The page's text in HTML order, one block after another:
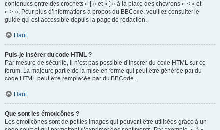
contenues entre des crochets « [ » et « ] » à la place des chevrons « < » et
« > ». Pour plus d’informations à propos du BBCode, veuillez consulter le
guide qui est accessible depuis la page de rédaction.
Haut
Puis-je insérer du code HTML ?
Par mesure de sécurité, il n’est pas possible d’insérer du code HTML sur ce
forum. La majeure partie de la mise en forme qui peut être générée par du
code HTML peut être remplacée par du BBCode.
Haut
Que sont les émoticônes ?
Les émoticônes sont de petites images qui peuvent être utilisées grâce à un